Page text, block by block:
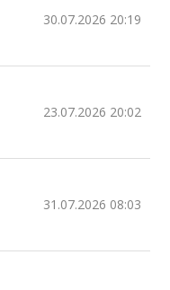
30.07.2026 20:19
23.07.2026 20:02
31.07.2026 08:03